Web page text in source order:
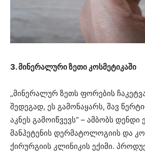
3. მინერალური ზეთი კოსმეტიკაში
„მინერალურ ზეთს ფორების
შედეგად, ეს გამონაყარს, შავ
აკნეს გამოიწვევს“ – ამბობს დენდი
მანჰეტენის დერმატოლოგიის და
ქირურგიის კლინიკის ექიმი.